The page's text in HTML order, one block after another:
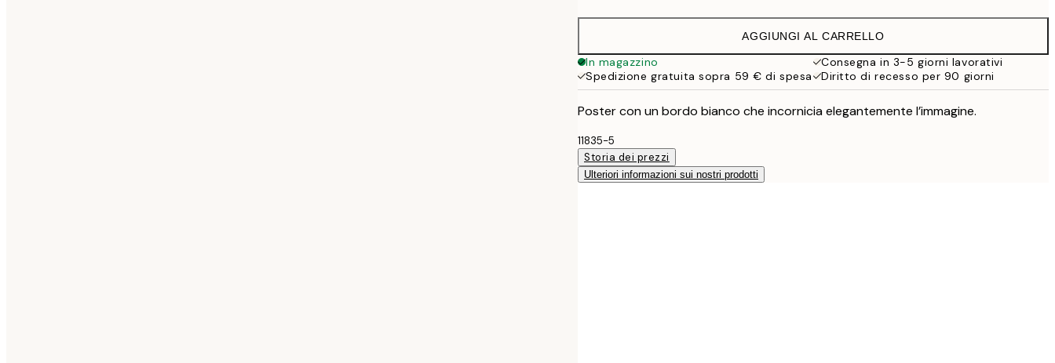
AGGIUNGI AL CARRELLO
In magazzino
Consegna in 3-5 giorni lavorativi
Spedizione gratuita sopra 59 € di spesa
Diritto di recesso per 90 giorni
Poster con un bordo bianco che incornicia elegantemente l’immagine.
11835-5
Storia dei prezzi
Ulteriori informazioni sui nostri prodotti